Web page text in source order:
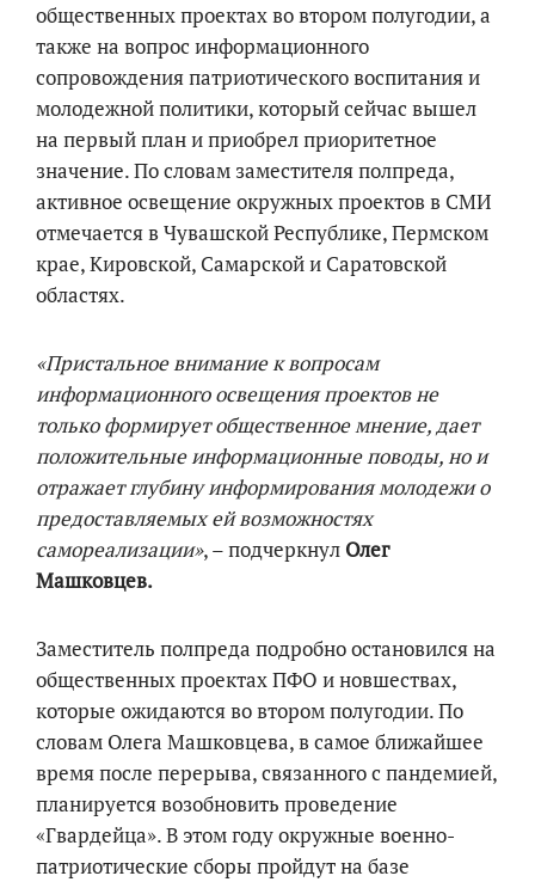
общественных проектах во втором полугодии, а
также на вопрос информационного
сопровождения патриотического воспитания и
молодежной политики, который сейчас вышел
на первый план и приобрел приоритетное
значение. По словам заместителя полпреда,
активное освещение окружных проектов в СМИ
отмечается в Чувашской Республике, Пермском
крае, Кировской, Самарской и Саратовской
областях.
«Пристальное внимание к вопросам
информационного освещения проектов не
только формирует общественное мнение, дает
положительные информационные поводы, но и
отражает глубину информирования молодежи о
предоставляемых ей возможностях
самореализации», – подчеркнул Олег
Машковцев.
Заместитель полпреда подробно остановился на
общественных проектах ПФО и новшествах,
которые ожидаются во втором полугодии. По
словам Олега Машковцева, в самое ближайшее
время после перерыва, связанного с пандемией,
планируется возобновить проведение
«Гвардейца». В этом году окружные военно-
патриотические сборы пройдут на базе